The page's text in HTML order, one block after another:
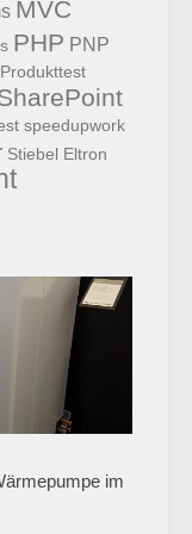
MVC
PHP PNP
Produkttest
speedupwork
Stiebel Eltron
im